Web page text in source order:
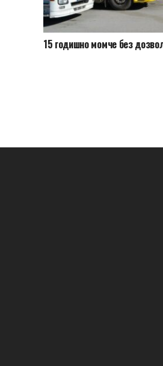
15 годишно момче без